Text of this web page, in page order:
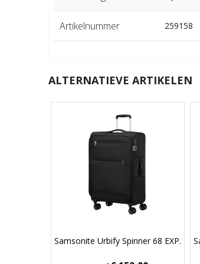
Artikelnummer 259158
ALTERNATIEVE ARTIKELEN
Samsonite Urbify Spinner 68 EXP.